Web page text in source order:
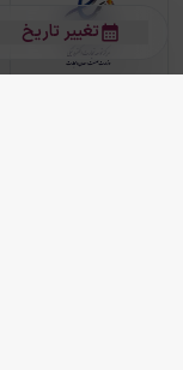
تغییر تاریخ